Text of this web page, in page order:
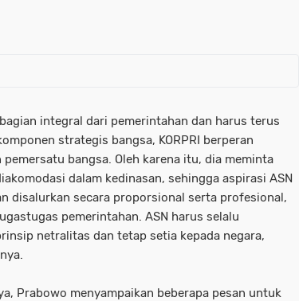
bagian integral dari pemerintahan dan harus terus
strategis bangsa, KORPRI berperan
pemersatu bangsa. Oleh karena itu, dia meminta
dalam kedinasan, sehingga aspirasi ASN
disalurkan secara proporsional serta profesional,
pemerintahan. ASN harus selalu
netralitas dan tetap setia kepada negara,
Prabowo menyampaikan beberapa pesan untuk